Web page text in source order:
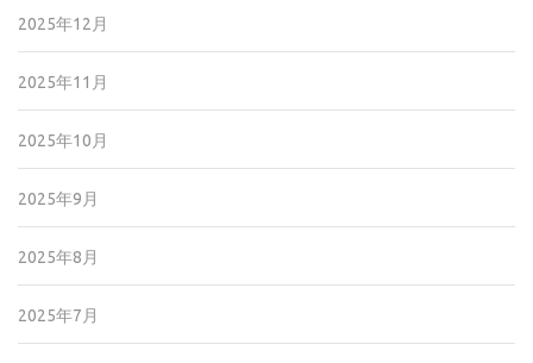
2025年12月
2025年11月
2025年10月
2025年9月
2025年8月
2025年7月